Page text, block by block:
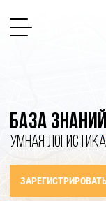
БАЗА ЗНАНИЙ
УМНАЯ ЛОГИСТИКА